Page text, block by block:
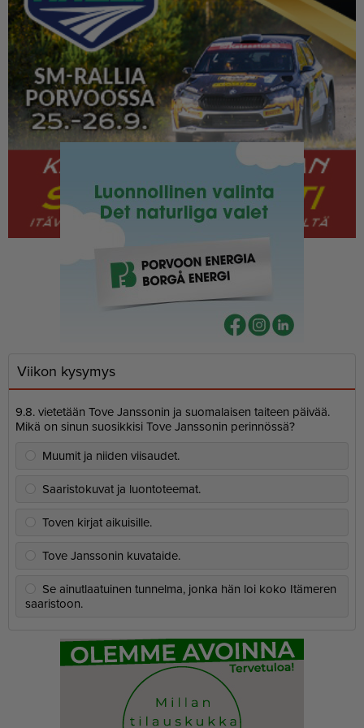
Viikon kysymys
9.8. vietetään Tove Janssonin ja suomalaisen taiteen päivää.
Mikä on sinun suosikkisi Tove Janssonin perinnössä?
Muumit ja niiden viisaudet.
Saaristokuvat ja luontoteemat.
Toven kirjat aikuisille.
Tove Janssonin kuvataide.
Se ainutlaatuinen tunnelma, jonka hän loi koko Itämeren
saaristoon.